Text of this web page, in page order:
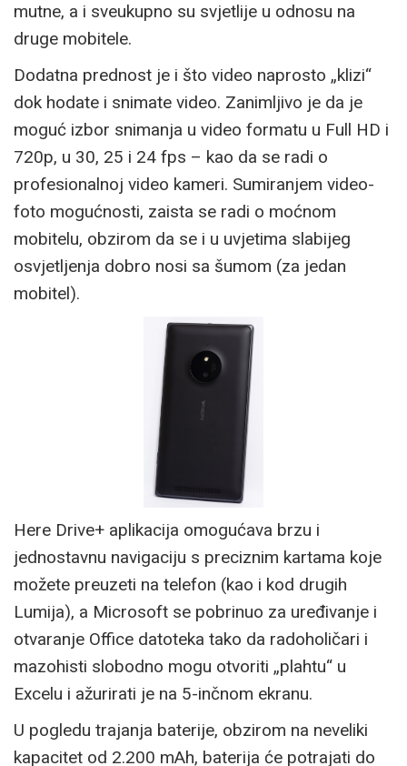
mutne, a i sveukupno su svjetlije u odnosu na
druge mobitele.
Dodatna prednost je i što video naprosto „klizi“
dok hodate i snimate video. Zanimljivo je da je
moguć izbor snimanja u video formatu u Full HD i
720p, u 30, 25 i 24 fps – kao da se radi o
profesionalnoj video kameri. Sumiranjem video-
foto mogućnosti, zaista se radi o moćnom
mobitelu, obzirom da se i u uvjetima slabijeg
osvjetljenja dobro nosi sa šumom (za jedan
mobitel).
Here Drive+ aplikacija omogućava brzu i
jednostavnu navigaciju s preciznim kartama koje
možete preuzeti na telefon (kao i kod drugih
Lumija), a Microsoft se pobrinuo za uređivanje i
otvaranje Office datoteka tako da radoholičari i
mazohisti slobodno mogu otvoriti „plahtu“ u
Excelu i ažurirati je na 5-inčnom ekranu.
U pogledu trajanja baterije, obzirom na neveliki
kapacitet od 2.200 mAh, baterija će potrajati do